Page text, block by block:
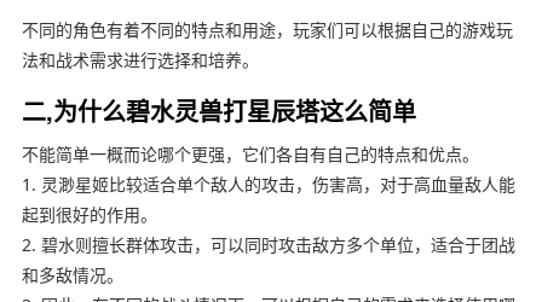
不同的角色有着不同的特点和用途，玩家们可以根据自己的游戏玩
法和战术需求进行选择和培养。
二,为什么碧水灵兽打星辰塔这么简单
不能简单一概而论哪个更强，它们各自有自己的特点和优点。
1. 灵渺星姬比较适合单个敌人的攻击，伤害高，对于高血量敌人能
起到很好的作用。
2. 碧水则擅长群体攻击，可以同时攻击敌方多个单位，适合于团战
和多敌情况。